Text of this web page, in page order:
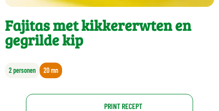
Fajitas met kikkererwten en
gegrilde kip
2 personen 20 mn
PRINT RECEPT